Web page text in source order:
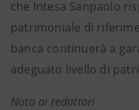
che Intesa Sanpaolo
patrimoniale di
banca continuerà a
adeguato livello di
Nota ai redattori